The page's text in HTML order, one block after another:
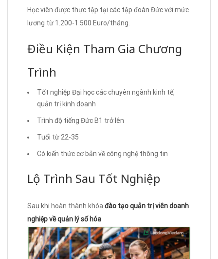
Học viên được thực tập tại các tập đoàn Đức với mức
lương từ 1.200-1.500 Euro/tháng.
Điều Kiện Tham Gia Chương
Trình
Tốt nghiệp Đại học các chuyên ngành kinh tế,
quản trị kinh doanh
Trình độ tiếng Đức B1 trở lên
Tuổi từ 22-35
Có kiến thức cơ bản về công nghệ thông tin
Lộ Trình Sau Tốt Nghiệp
Sau khi hoàn thành khóađào tạo quản trị viên doanh
nghiệp về quản lý số hóa